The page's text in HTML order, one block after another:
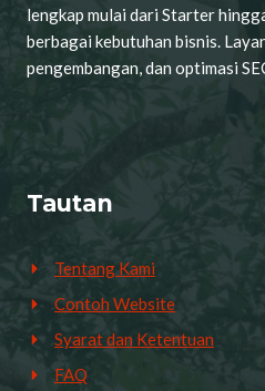
lengkap mulai dari Starter
berbagai kebutuhan bisnis.
pengembangan, dan optimasi
Tautan
Tentang Kami
Contoh Website
Syarat dan Ketentuan
FAQ